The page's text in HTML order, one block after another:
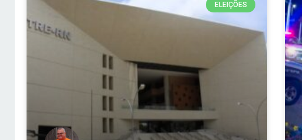
ELEIÇÕES